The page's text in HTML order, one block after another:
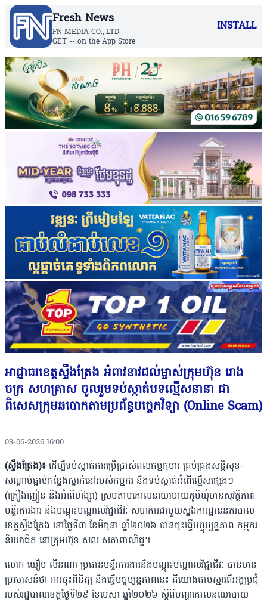
Fresh News
FN MEDIA CO., LTD.
GET -- on the App Store
INSTALL
អាជ្ញាធរខេត្តស្ទឹងត្រែង អំពាវនាវដល់ម្ចាស់ក្រុមហ៊ុន រោង
ចក្រ សហគា្រស ចូលរួមទប់ស្កាត់បទល្មើសនានា ជា
ពិសេសក្រុមឆបោកតាមប្រព័ន្ធបច្ចេកវិទ្យា (Online Scam)
03-06-2026 16:00
(ស្ទឹងត្រែង)៖ ដើម្បីទប់ស្កាត់ការប្រើប្រាស់ពលកម្មកុមារ គ្រប់គ្រងសន្តិសុខ-
សណ្តាប់ធ្នាប់កន្លែងស្នាក់នៅរបស់កម្មករ និងទប់ស្កាត់អំពើល្មើសផ្សេងៗ
(គ្រឿងញៀន និងអំពើហិង្សា) ស្របតាមគោលនយោបាយភូមិឃុំមានសុវត្ថិភាព
មន្ទីរការងារ និងបណ្តុះបណ្តាលវិជ្ជាជីវៈ សហការជាមួយស្នងការដ្ឋាននគរបាល
ខេត្តស្ទឹងត្រែង នៅថ្ងៃទី៣ ខែមិថុនា ឆ្នាំ២០២៦ បានចុះធ្វើបច្ចុប្បន្នភាព កម្មករ
និយោជិត នៅក្រុមហ៊ុន សល សភាពាណិជ្ជ។
លោក ឃឿប លីនណា ប្រធានមន្ទីរការងារនិងបណ្តុះបណ្តាលវិជ្ជាជីវៈ បានមាន
ប្រសាសន៍ថា ការចុះពិនិត្យ និងធ្វើបច្ចុប្បន្នភាពនេះ គឺយោងតាមស្មារតីអង្គប្រជុំ
របស់រដ្ឋបាលខេត្តថ្ងៃទី២៩ ខែមេសា ឆ្នាំ២០២៦ ស្តីពីបញ្ហាគោលនយោបាយ